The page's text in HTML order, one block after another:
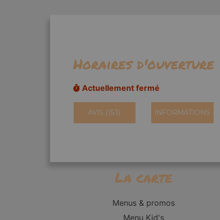
Horaires d'ouverture
Actuellement fermé
AVIS (153) INFORMATIONS
La carte
Menus & promos
Menu Kid's